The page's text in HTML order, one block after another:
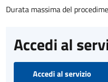
Durata massima del
Accedi al
Accedi al servizio